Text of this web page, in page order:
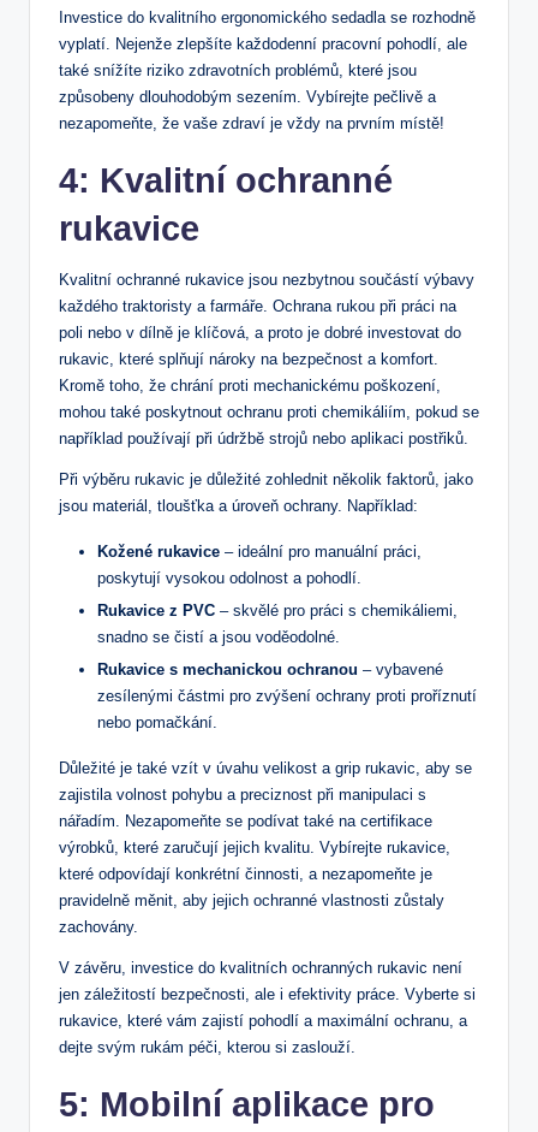
Investice do kvalitního ergonomického sedadla se rozhodně
vyplatí. Nejenže zlepšíte každodenní pracovní pohodlí, ale
také snížíte riziko zdravotních problémů, které jsou
způsobeny dlouhodobým sezením. Vybírejte pečlivě a
nezapomeňte, že vaše zdraví je vždy na prvním místě!
4: Kvalitní ochranné
rukavice
Kvalitní ochranné rukavice jsou nezbytnou součástí výbavy
každého traktoristy a farmáře. Ochrana rukou při práci na
poli nebo v dílně je klíčová, a proto je dobré investovat do
rukavic, které splňují nároky na bezpečnost a komfort.
Kromě toho, že chrání proti mechanickému poškození,
mohou také poskytnout ochranu proti chemikáliím, pokud se
například používají při údržbě strojů nebo aplikaci postřiků.
Při výběru rukavic je důležité zohlednit několik faktorů, jako
jsou materiál, tloušťka a úroveň ochrany. Například:
Kožené rukavice – ideální pro manuální práci,
poskytují vysokou odolnost a pohodlí.
Rukavice z PVC – skvělé pro práci s chemikáliemi,
snadno se čistí a jsou voděodolné.
Rukavice s mechanickou ochranou – vybavené
zesílenými částmi pro zvýšení ochrany proti proříznutí
nebo pomačkání.
Důležité je také vzít v úvahu velikost a grip rukavic, aby se
zajistila volnost pohybu a preciznost při manipulaci s
nářadím. Nezapomeňte se podívat také na certifikace
výrobků, které zaručují jejich kvalitu. Vybírejte rukavice,
které odpovídají konkrétní činnosti, a nezapomeňte je
pravidelně měnit, aby jejich ochranné vlastnosti zůstaly
zachovány.
V závěru, investice do kvalitních ochranných rukavic není
jen záležitostí bezpečnosti, ale i efektivity práce. Vyberte si
rukavice, které vám zajistí pohodlí a maximální ochranu, a
dejte svým rukám péči, kterou si zaslouží.
5: Mobilní aplikace pro